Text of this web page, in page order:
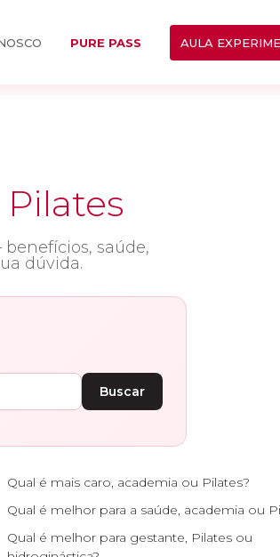
PURE PASS AULA
Pilates
saúde,
dúvida.
Buscar
Qual é mais caro, academia ou Pilates?
Qual é melhor para a saúde, academia ou
Qual é melhor para gestante, Pilates ou